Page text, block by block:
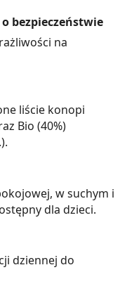
bezpieczeństwie
na
liście konopi
Bio (40%)
w suchym i
dla dzieci.
dziennej do